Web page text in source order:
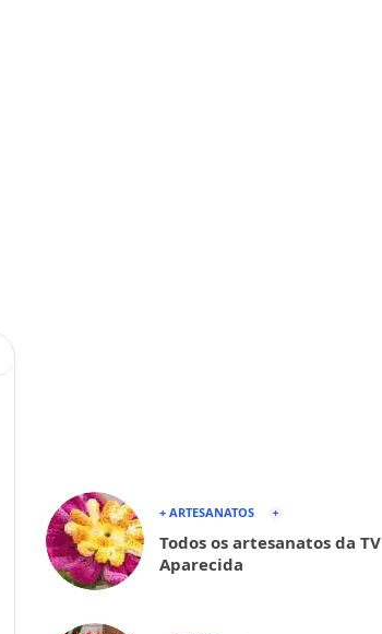
+ ARTESANATOS
Todos os artesanatos da TV
Aparecida